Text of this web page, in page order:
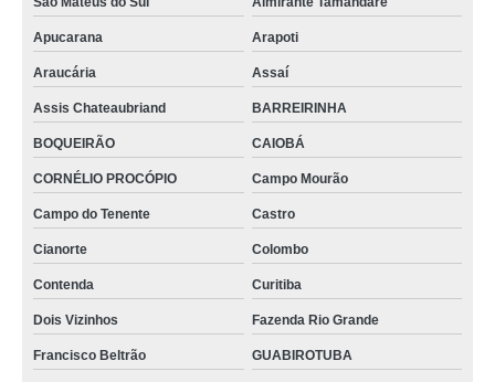
Apucarana Arapoti
Araucária Assaí
Assis Chateaubriand BARREIRINHA
BOQUEIRÃO CAIOBÁ
CORNÉLIO PROCÓPIO Campo Mourão
Campo do Tenente Castro
Cianorte Colombo
Contenda Curitiba
Dois Vizinhos Fazenda Rio Grande
Francisco Beltrão GUABIROTUBA